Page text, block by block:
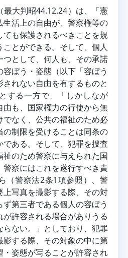
最大判昭44.12.24）は、「憲
活上の自由が、警察権等の
も保護されるべきことを規
とができる。そして、個人
として、何人も、その承諾
ぼう・姿態（以下「容ぼう
れない自由を有するものと
する一方で、「しかしなが
由も、国家権力の行使から無
なく、公共の福祉のため必
制限を受けることは同条の
ある。そして、犯罪を捜査
のため警察に与えられた国
察にはこれを遂行すべき責
（警察法2条1項参照）、警
写真を撮影する際、その対
第三者である個人の容ぼう
許容される場合がありうる
らない。」としており、犯罪
する際、その対象の中に第
姿態が写ることが許容され